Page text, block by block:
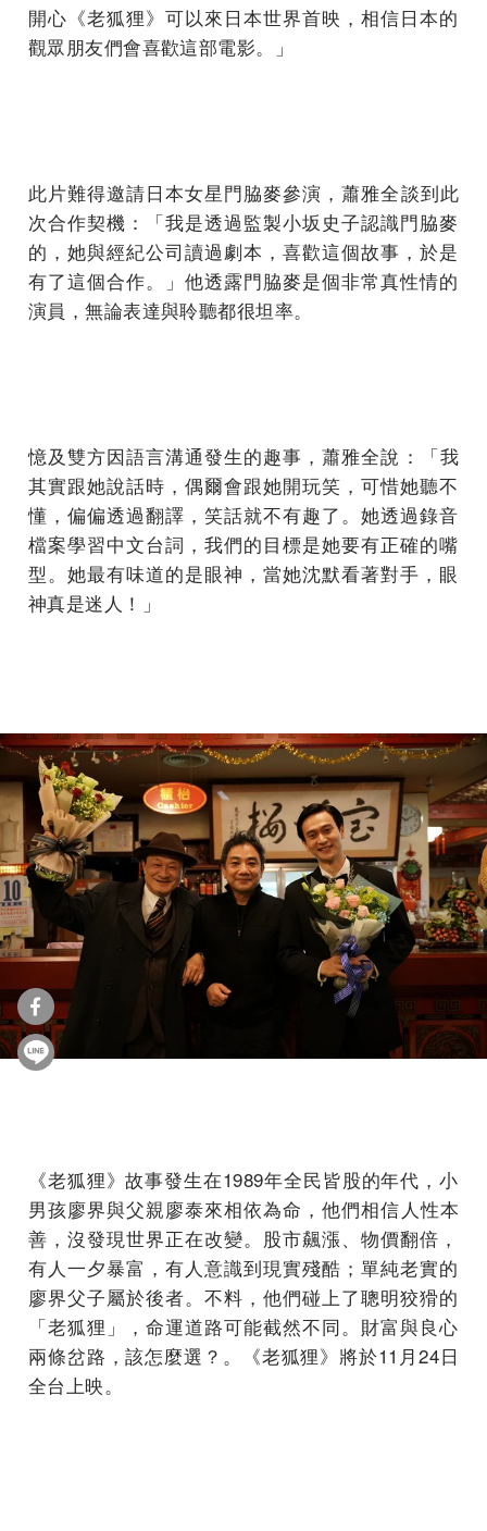
開心《老狐狸》 可以來日本世界首映，相信日本的
觀眾朋友們會喜歡這部電影。」
此片難得邀請日本女星門脇麥參演，蕭雅全談到此
次合作契機：「我是透過監製小坂史子認識門脇麥
的，她與經紀公司讀過劇本， 喜歡這個故事，於是
有了這個合作。」 他透露門脇麥是個非常真性情的
演員，無論表達與聆聽都很坦率。
憶及雙方因語言溝通發生的趣事，蕭雅全說：「我
其實跟她說話時， 偶爾會跟她開玩笑，可惜她聽不
懂，偏偏透過翻譯， 笑話就不有趣了。她透過錄音
檔案學習中文台詞， 我們的目標是她要有正確的嘴
型。她最有味道的是眼神， 當她沈默看著對手，眼
神真是迷人！」
《老狐狸》故事發生在1989年全民皆股的年代，小
男孩廖界與父親廖泰來相依為命，他們相信人性本
善， 沒發現世界正在改變。股市飆漲、物價翻倍，
有人一夕暴富， 有人意識到現實殘酷；單純老實的
廖界父子屬於後者。不料， 他們碰上了聰明狡猾的
「老狐狸」，命運道路可能截然不同。 財富與良心
兩條岔路，該怎麼選？。《老狐狸》將於11月24日
全台上映。